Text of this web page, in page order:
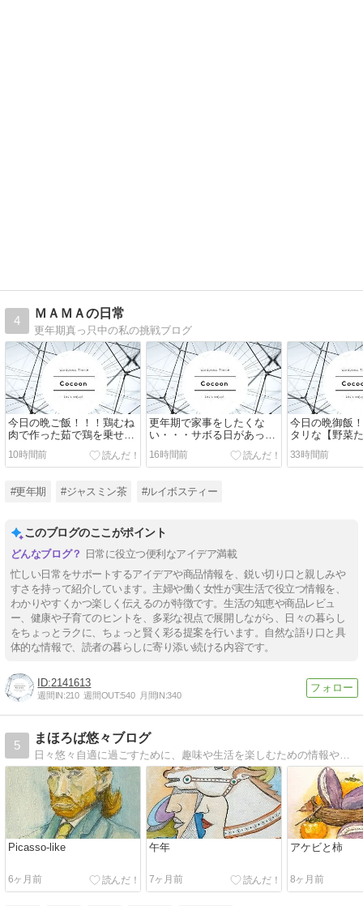
4
ＭＡＭＡの日常
更年期真っ只中の私の挑戦ブログ
今日の晩ご飯！！！鶏むね
肉で作った茹で鶏を乗せた
【柚子香る鶏しお冷やし
麵】です！
10時間前
更年期で家事をしたくな
い・・・サボる日があって
も大丈夫！私の乗り切り
方！
16時間前
今日の晩御飯
タリな【野菜
ライス】この
養食とうちで
33時間前
#更年期 #ジャスミン茶 #ルイボスティー
このブログのここがポイント
日常に役立つ便利なアイデア満載
忙しい日常をサポートするアイデアや商品情報を、鋭い切り口と親しみや
すさを持って紹介しています。主婦や働く女性が実生活で役立つ情報を、
わかりやすくかつ楽しく伝えるのが特徴です。生活の知恵や商品レビュ
ー、健康や子育てのヒントを、多彩な視点で展開しながら、日々の暮らし
をちょっとラクに、ちょっと賢く彩る提案を行います。自然な語り口と具
体的な情報で、読者の暮らしに寄り添い続ける内容です。
2141613
週間IN:210 週間OUT:540 月間IN:340
5
まほろば悠々ブログ
日々悠々自適に過ごすために、趣味や生活を楽しむための情報や話題をお贈りします。
Picasso-like
6ヶ月前
午年
7ヶ月前
アケビと柿
8ヶ月前